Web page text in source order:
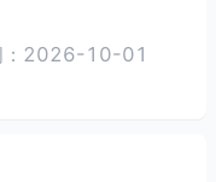
：2026-10-01